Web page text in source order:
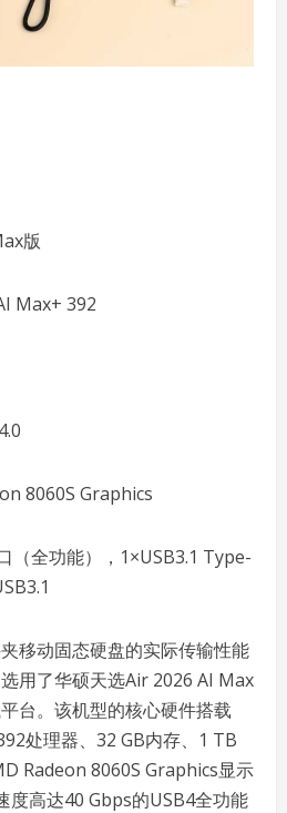
版
Max+ 392
8060S Graphics
（全功能），1×USB3.1 Type-
移动固态硬盘的实际传输性能
用了华硕天选Air 2026 AI Max
台。该机型的核心硬件搭载
处理器、32 GB内存、1 TB
Radeon 8060S Graphics显示
度高达40 Gbps的USB4全功能